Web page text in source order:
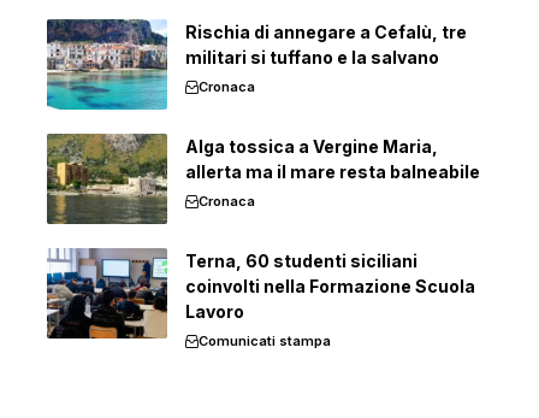
Rischia di annegare a Cefalù, tre
militari si tuffano e la salvano
Cronaca
Alga tossica a Vergine Maria,
allerta ma il mare resta balneabile
Cronaca
Terna, 60 studenti siciliani
coinvolti nella Formazione Scuola
Lavoro
Comunicati stampa